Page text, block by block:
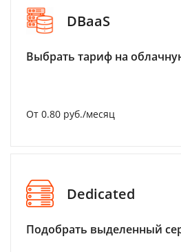
DBaaS
Выбрать тариф на
От 0.80 руб./месяц
Dedicated
Подобрать выделенный